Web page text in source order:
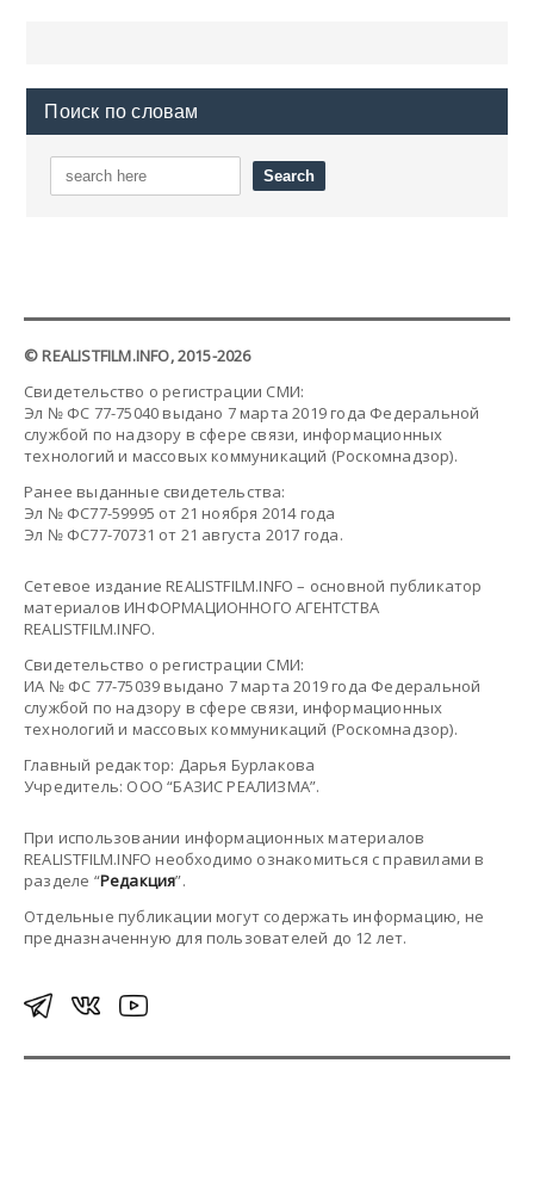
Поиск по словам
© REALISTFILM.INFO, 2015-2026
Свидетельство о регистрации СМИ:
Эл № ФС 77-75040 выдано 7 марта 2019 года Федеральной
службой по надзору в сфере связи, информационных
технологий и массовых коммуникаций (Роскомнадзор).
Ранее выданные свидетельства:
Эл № ФС77-59995 от 21 ноября 2014 года
Эл № ФС77-70731 от 21 августа 2017 года.
Сетевое издание REALISTFILM.INFO – основной публикатор
материалов ИНФОРМАЦИОННОГО АГЕНТСТВА
REALISTFILM.INFO.
Свидетельство о регистрации СМИ:
ИА № ФС 77-75039 выдано 7 марта 2019 года Федеральной
службой по надзору в сфере связи, информационных
технологий и массовых коммуникаций (Роскомнадзор).
Главный редактор: Дарья Бурлакова
Учредитель: ООО “БАЗИС РЕАЛИЗМА”.
При использовании информационных материалов
REALISTFILM.INFO необходимо ознакомиться с правилами в
разделе “Редакция”.
Отдельные публикации могут содержать информацию, не
предназначенную для пользователей до 12 лет.